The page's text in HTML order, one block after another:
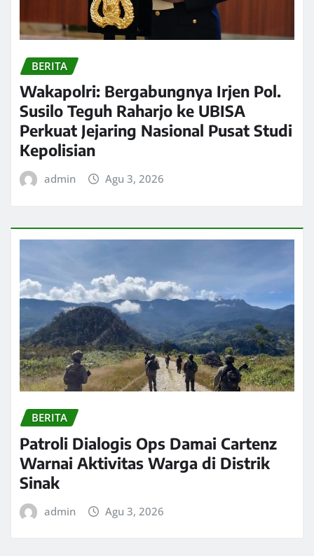
BERITA
Wakapolri: Bergabungnya Irjen Pol.
Susilo Teguh Raharjo ke UBISA
Perkuat Jejaring Nasional Pusat Studi
Kepolisian
admin Agu 3, 2026
BERITA
Patroli Dialogis Ops Damai Cartenz
Warnai Aktivitas Warga di Distrik
Sinak
admin Agu 3, 2026